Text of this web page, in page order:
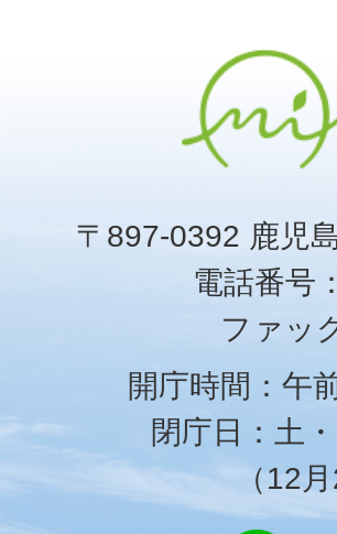
〒897-0392 鹿児
電話番号
ファッ
開庁時間：午
閉庁日：土
（12